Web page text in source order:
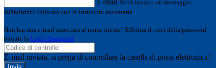
E-mail Verrà inviato un messaggio
all'indirizzo indicato con le istruzioni necessarie.
Non hai una e-mail associata al nome utente? Effettua il reset della password
tramite la Login Spaggiari
E-mail inviata, si prega di controllare la casella di posta elettronica!